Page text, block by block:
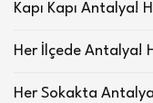
Kapı Kapı Antalya!
Her İlçede Antalya!
Her Sokakta